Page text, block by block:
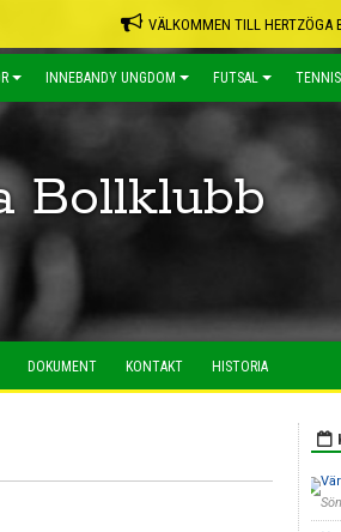
VÄLKOMMEN TILL HERTZÖGA
INNEBANDY UNGDOM FUTSAL TENNIS
Bollklubb
DOKUMENT KONTAKT HISTORIA